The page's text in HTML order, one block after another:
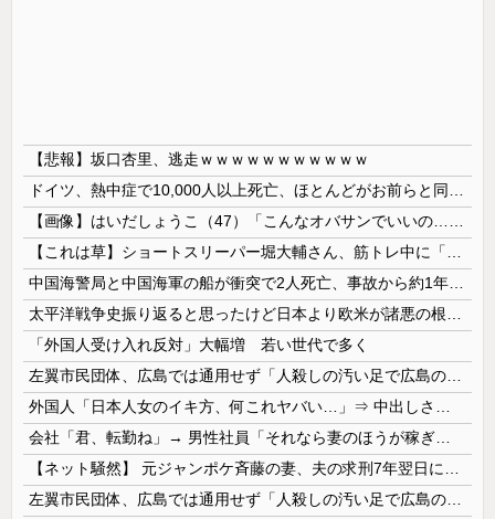
【悲報】坂口杏里、逃走ｗｗｗｗｗｗｗｗｗｗｗ
「外国人受け入れ反対」大幅増 若い世代で多く